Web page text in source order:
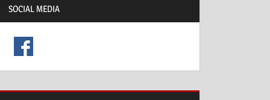
SOCIAL MEDIA